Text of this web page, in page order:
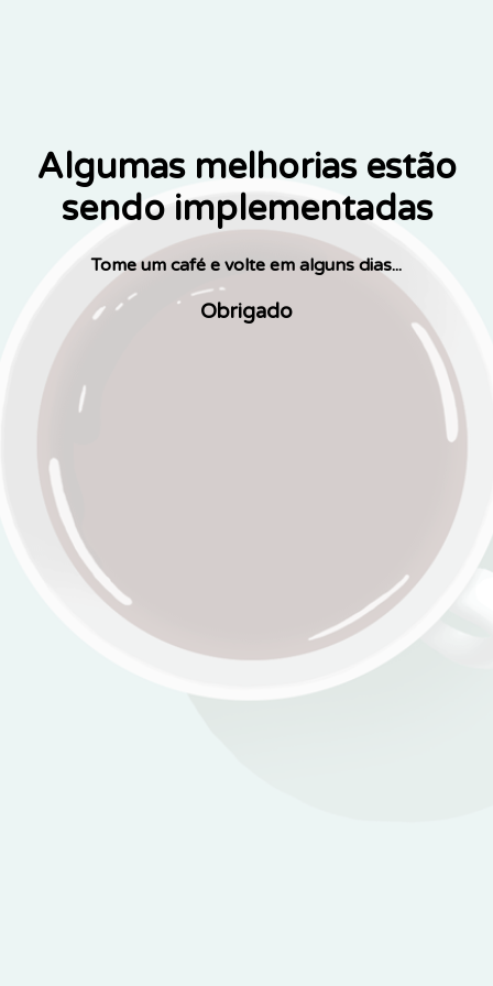
Algumas melhorias estão
sendo implementadas
Tome um café e volte em alguns dias...
Obrigado